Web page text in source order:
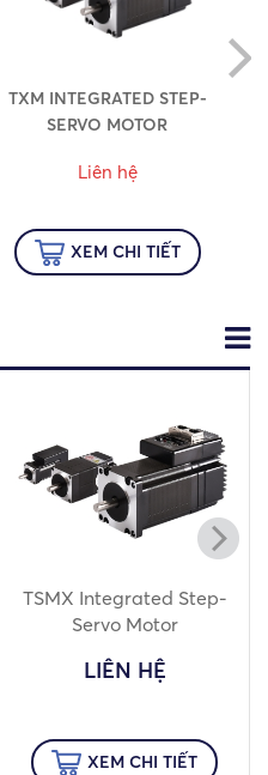
TXM INTEGRATED STEP-
SERVO MOTOR
Liên hệ
XEM CHI TIẾT
TSMX Integrated Step-
Servo Motor
LIÊN HỆ
XEM CHI TIẾT